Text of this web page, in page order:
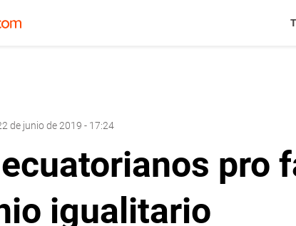
de junio de 2019 - 17:24
pro
igualitario